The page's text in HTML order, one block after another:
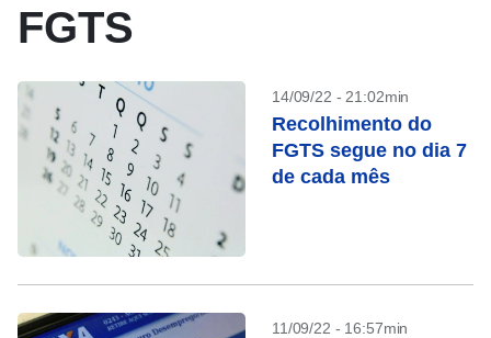
FGTS
14/09/22 - 21:02min
Recolhimento do
FGTS segue no dia 7
de cada mês
11/09/22 - 16:57min